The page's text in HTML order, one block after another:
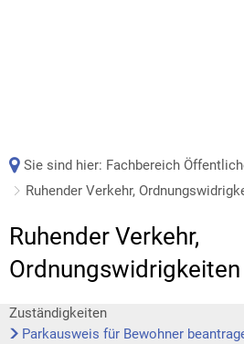
Sie sind hier: Fachbereich
Ruhender Verkehr,
Ruhender Verkehr,
Zuständigkeiten
Parkausweis für Bewohner